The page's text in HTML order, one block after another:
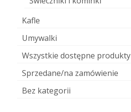
Kafle
Umywalki
Wszystkie dostępne produkty
Sprzedane/na zamówienie
Bez kategorii